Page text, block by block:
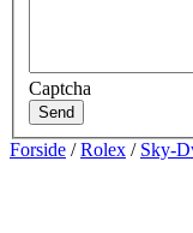
Captcha
Send
Forside /Rolex / Sky-